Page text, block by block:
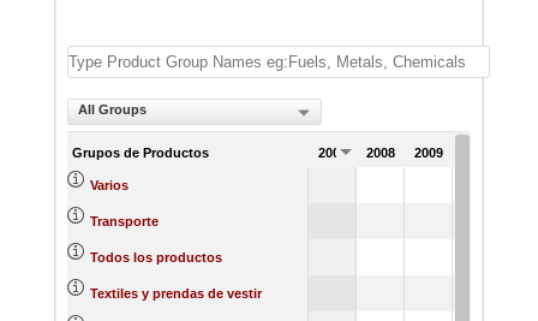
All Groups
Grupos de Productos 2007 2008 2009
Varios
Transporte
Todos los productos
Textiles y prendas de vestir